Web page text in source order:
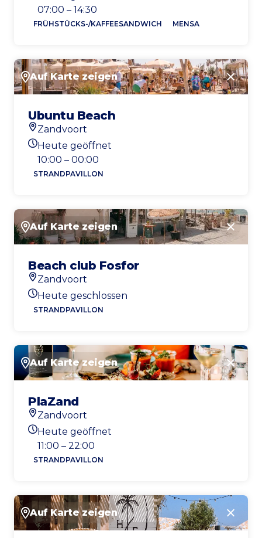
Heutigen Öffnungszeiten
07:00 – 14:30
FRÜHSTÜCKS-/KAFFEESANDWICH MENSA
Auf Karte zeigen
Ubuntu Beach
Standort
Zandvoort
Heutigen Öffnungszeiten
Heute geöffnet
10:00 – 00:00
STRANDPAVILLON
Auf Karte zeigen
Beach club Fosfor
Standort
Zandvoort
Heutigen Öffnungszeiten
Heute geschlossen
STRANDPAVILLON
Auf Karte zeigen
PlaZand
Standort
Zandvoort
Heutigen Öffnungszeiten
Heute geöffnet
11:00 – 22:00
STRANDPAVILLON
Auf Karte zeigen